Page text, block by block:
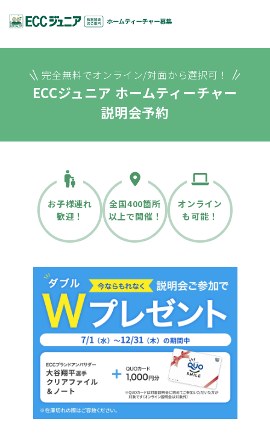
完全無料でオンライン/対面から選択可！
ECCジュニア ホームティーチャー
説明会予約
お子様連れ
歓迎！
全国400箇所
以上で開催！
オンライン
も可能！